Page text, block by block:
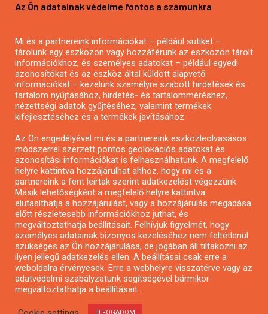
Mezőgazdasági pályázatírás
Pályázatírás civil szervezeteknek
Pályázatírás önkormányzatoknak
Pályázatfigyelés
Specifikus pályázatfigyelés vagy hírlevél
Pályázatok magánszemélyeknek
Pályázatok civil szervezeteknek
Pályázatok vállalkozásoknak
Önkormányzati pályázatok
Mezőgazdasági pályázatok
Falusi turizmus pályázatok
Napelem pályázatok
GINOP pályázatok
Az Ön adatainak védelme fontos a számunkra
Mi és a partnereink információkat – például sütiket –
tárolunk egy eszközön vagy hozzáférünk az eszközön tárolt
információkhoz, és személyes adatokat – például egyedi
azonosítókat és az eszköz által küldött alapvető
információkat – kezelünk személyre szabott hirdetések és
tartalom nyújtásához, hirdetés- és tartalomméréshez,
nézettségi adatok gyűjtéséhez, valamint termékek
kifejlesztéséhez és a termékek javításához.
Az Ön engedélyével mi és a partnereink eszközleolvasásos
módszerrel szerzett pontos geolokációs adatokat és
azonosítási információkat is felhasználhatunk. A megfelelő
helyre kattintva hozzájárulhat ahhoz, hogy mi és a
partnereink a fent leírtak szerint adatkezelést végezzünk.
Másik lehetőségként a megfelelő helyre kattintva
elutasíthatja a hozzájárulást, vagy a hozzájárulás megadása
előtt részletesebb információkhoz juthat, és
megváltoztathatja beállításait. Felhívjuk figyelmét, hogy
személyes adatainak bizonyos kezeléséhez nem feltétlenül
szükséges az Ön hozzájárulása, de jogában áll tiltakozni az
ilyen jellegű adatkezelés ellen. A beállításai csak erre a
weboldalra érvényesek. Erre a webhelyre visszatérve vagy az
adatvédelmi szabályzatunk segítségével bármikor
megváltoztathatja a beállításait..